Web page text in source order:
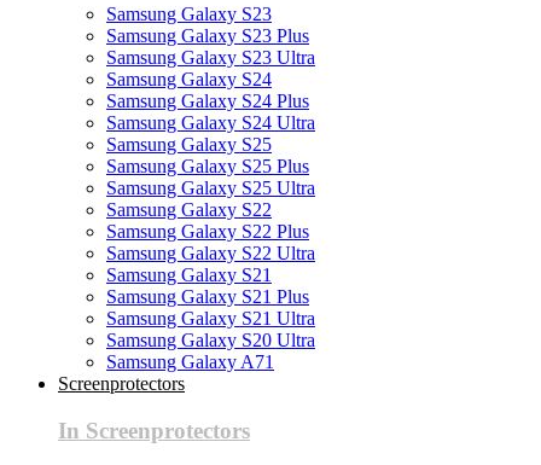
Samsung Galaxy S23
Samsung Galaxy S23 Plus
Samsung Galaxy S23 Ultra
Samsung Galaxy S24
Samsung Galaxy S24 Plus
Samsung Galaxy S24 Ultra
Samsung Galaxy S25
Samsung Galaxy S25 Plus
Samsung Galaxy S25 Ultra
Samsung Galaxy S22
Samsung Galaxy S22 Plus
Samsung Galaxy S22 Ultra
Samsung Galaxy S21
Samsung Galaxy S21 Plus
Samsung Galaxy S21 Ultra
Samsung Galaxy S20 Ultra
Samsung Galaxy A71
Screenprotectors
In Screenprotectors